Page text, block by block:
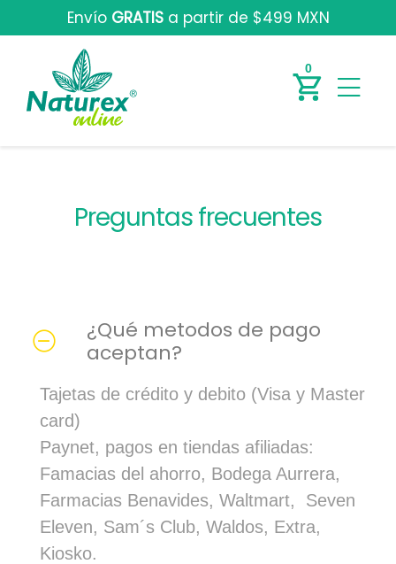
Envío GRATISa partir de $499 MXN
0
Preguntas frecuentes
¿Qué metodos de pago
aceptan?
Tajetas de crédito y debito (Visa y Master
card)
Paynet, pagos en tiendas afiliadas:
Famacias del ahorro, Bodega Aurrera,
Farmacias Benavides, Waltmart, Seven
Eleven, Sam´s Club, Waldos, Extra,
Kiosko.